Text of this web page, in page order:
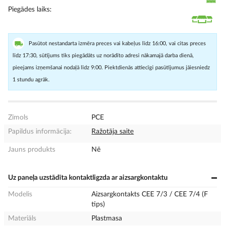
Piegādes laiks
Pasūtot nestandarta izmēra preces vai kabeļus līdz 16:00, vai citas preces
līdz 17:30, sūtījums tiks piegādāts uz norādīto adresi nākamajā darba dienā,
pieejams izņemšanai nodaļā līdz 9:00. Piektdienās attiecīgi pasūtījumus jāiesniedz
1 stundu agrāk.
Zīmols
PCE
Papildus informācija:
Ražotāja saite
Jauns produkts Nē
Uz paneļa uzstādīta kontaktligzda ar aizsargkontaktu
Modelis
Aizsargkontakts CEE 7/3 / CEE 7/4 (F
tips)
Materiāls
Plastmasa